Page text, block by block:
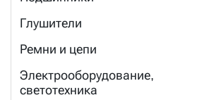
Глушители
Ремни и цепи
Электрооборудование,
светотехника